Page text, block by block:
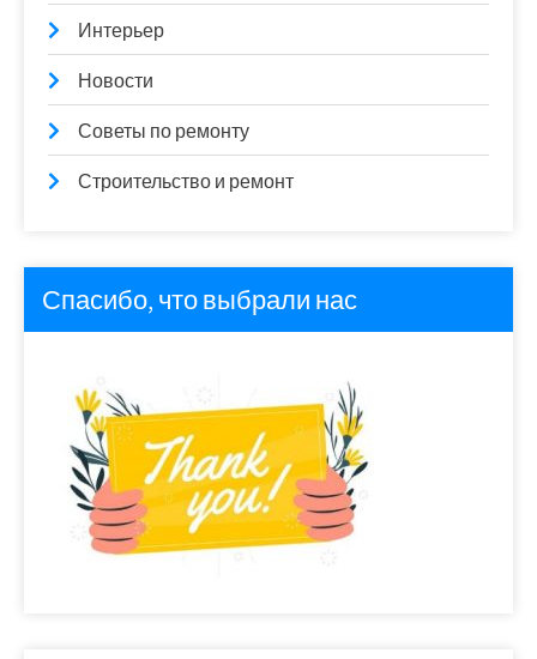
Интерьер
Новости
Советы по ремонту
Строительство и ремонт
Спасибо, что выбрали нас